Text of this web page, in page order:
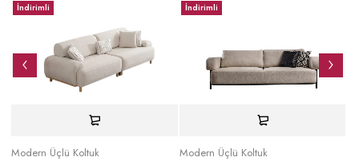
İndirimli
Modern Üçlü Koltuk
İndirimli
Modern Üçlü Koltuk